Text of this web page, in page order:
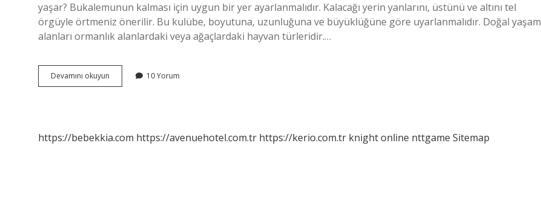
yaşar? Bukalemunun kalması için uygun bir yer ayarlanmalıdır. Kalacağı yerin yanlarını, üstünü ve altını tel
örgüyle örtmeniz önerilir. Bu kulübe, boyutuna, uzunluğuna ve büyüklüğüne göre uyarlanmalıdır. Doğal yaşam
alanları ormanlık alanlardaki veya ağaçlardaki hayvan türleridir.…
Devamını okuyun Bukalemunlar
Nerede
10 Yorum
https://bebekkia.com https://avenuehotel.com.tr https://kerio.com.tr knight online nttgame Sitemap